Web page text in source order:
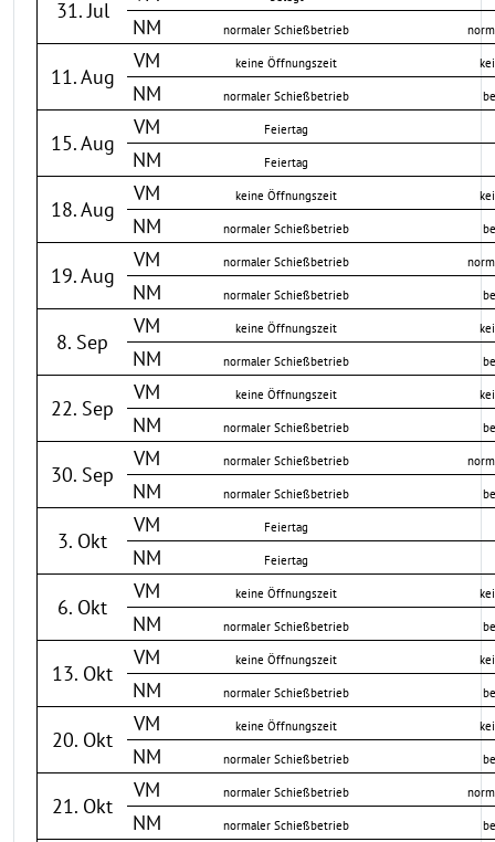
31. Jul
NM normaler Schießbetrieb
11. Aug
VM keine Öffnungszeit
NM normaler Schießbetrieb
15. Aug
VM Feiertag
NM Feiertag
18. Aug
VM keine Öffnungszeit
NM normaler Schießbetrieb
19. Aug
VM normaler Schießbetrieb
NM normaler Schießbetrieb
8. Sep
VM keine Öffnungszeit
NM normaler Schießbetrieb
22. Sep
VM keine Öffnungszeit
NM normaler Schießbetrieb
30. Sep
VM normaler Schießbetrieb
NM normaler Schießbetrieb
3. Okt
VM Feiertag
NM Feiertag
6. Okt
VM keine Öffnungszeit
NM normaler Schießbetrieb
13. Okt
VM keine Öffnungszeit
NM normaler Schießbetrieb
20. Okt
VM keine Öffnungszeit
NM normaler Schießbetrieb
21. Okt
VM normaler Schießbetrieb
NM normaler Schießbetrieb